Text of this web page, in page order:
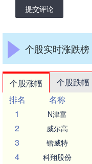
提交评论
个股实时涨跌榜
个股涨幅 个股跌幅
排名
名称
1
N津富
2 威尔高
3 锴威特
4 科翔股份